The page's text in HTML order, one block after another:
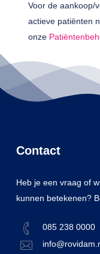
Voor de aankoop/
actieve patiënten
onze
Contact
Heb je een vraag of
kunnen betekenen?
085 238 0000